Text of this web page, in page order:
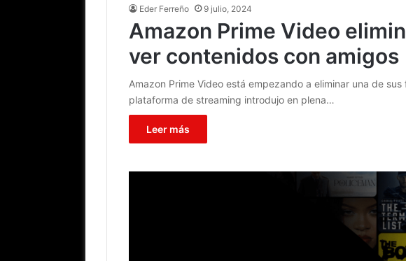
Eder Ferreño 9 julio, 2024
Amazon Prime Video
ver contenidos con amigos
Amazon Prime Video está empezando a eliminar una de
plataforma de streaming introdujo en plena…
Leer más